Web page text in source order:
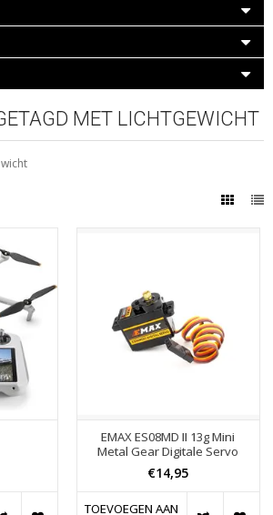
MET LICHTGEWICHT
EMAX ES08MD II 13g Mini
Metal Gear Digitale Servo
€14,95
TOEVOEGEN AAN